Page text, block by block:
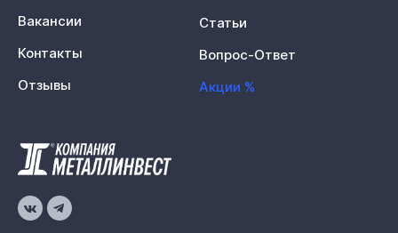
Вакансии
Контакты
Отзывы
Статьи
Вопрос-Ответ
Акции %